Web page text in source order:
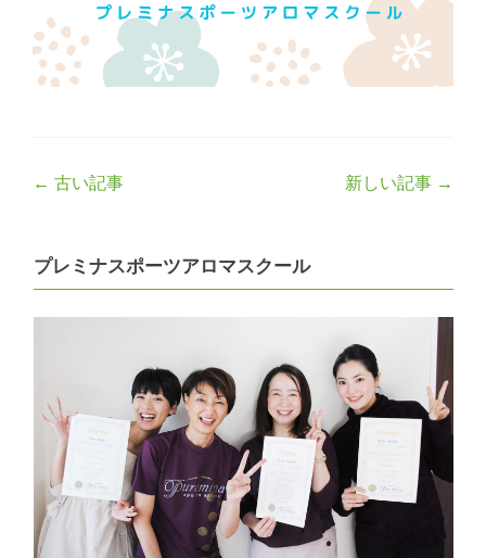
Post
← 古い記事 新しい記事 →
プレミナスポーツアロマスクール